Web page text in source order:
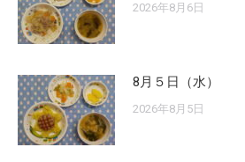
2026年8月6日
8月５日（水）
2026年8月5日